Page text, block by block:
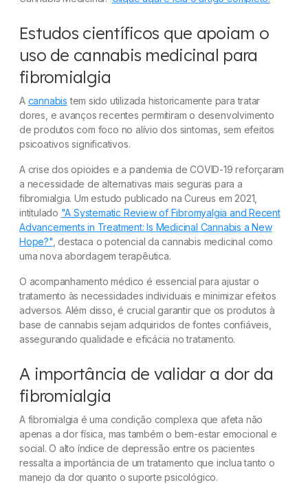
Estudos científicos que apoiam o
uso de cannabis medicinal para
fibromialgia
A cannabis tem sido utilizada historicamente para tratar
dores, e avanços recentes permitiram o desenvolvimento
de produtos com foco no alívio dos sintomas, sem efeitos
psicoativos significativos.
A crise dos opioides e a pandemia de COVID-19 reforçaram
a necessidade de alternativas mais seguras para a
fibromialgia. Um estudo publicado na Cureus em 2021,
intitulado "A Systematic Review of Fibromyalgia and Recent
Advancements in Treatment: Is Medicinal Cannabis a New
Hope?" , destaca o potencial da cannabis medicinal como
uma nova abordagem terapêutica.
O acompanhamento médico é essencial para ajustar o
tratamento às necessidades individuais e minimizar efeitos
adversos. Além disso, é crucial garantir que os produtos à
base de cannabis sejam adquiridos de fontes confiáveis,
assegurando qualidade e eficácia no tratamento.
A importância de validar a dor da
fibromialgia
A fibromialgia é uma condição complexa que afeta não
apenas a dor física, mas também o bem-estar emocional e
social. O alto índice de depressão entre os pacientes
ressalta a importância de um tratamento que inclua tanto o
manejo da dor quanto o suporte psicológico.